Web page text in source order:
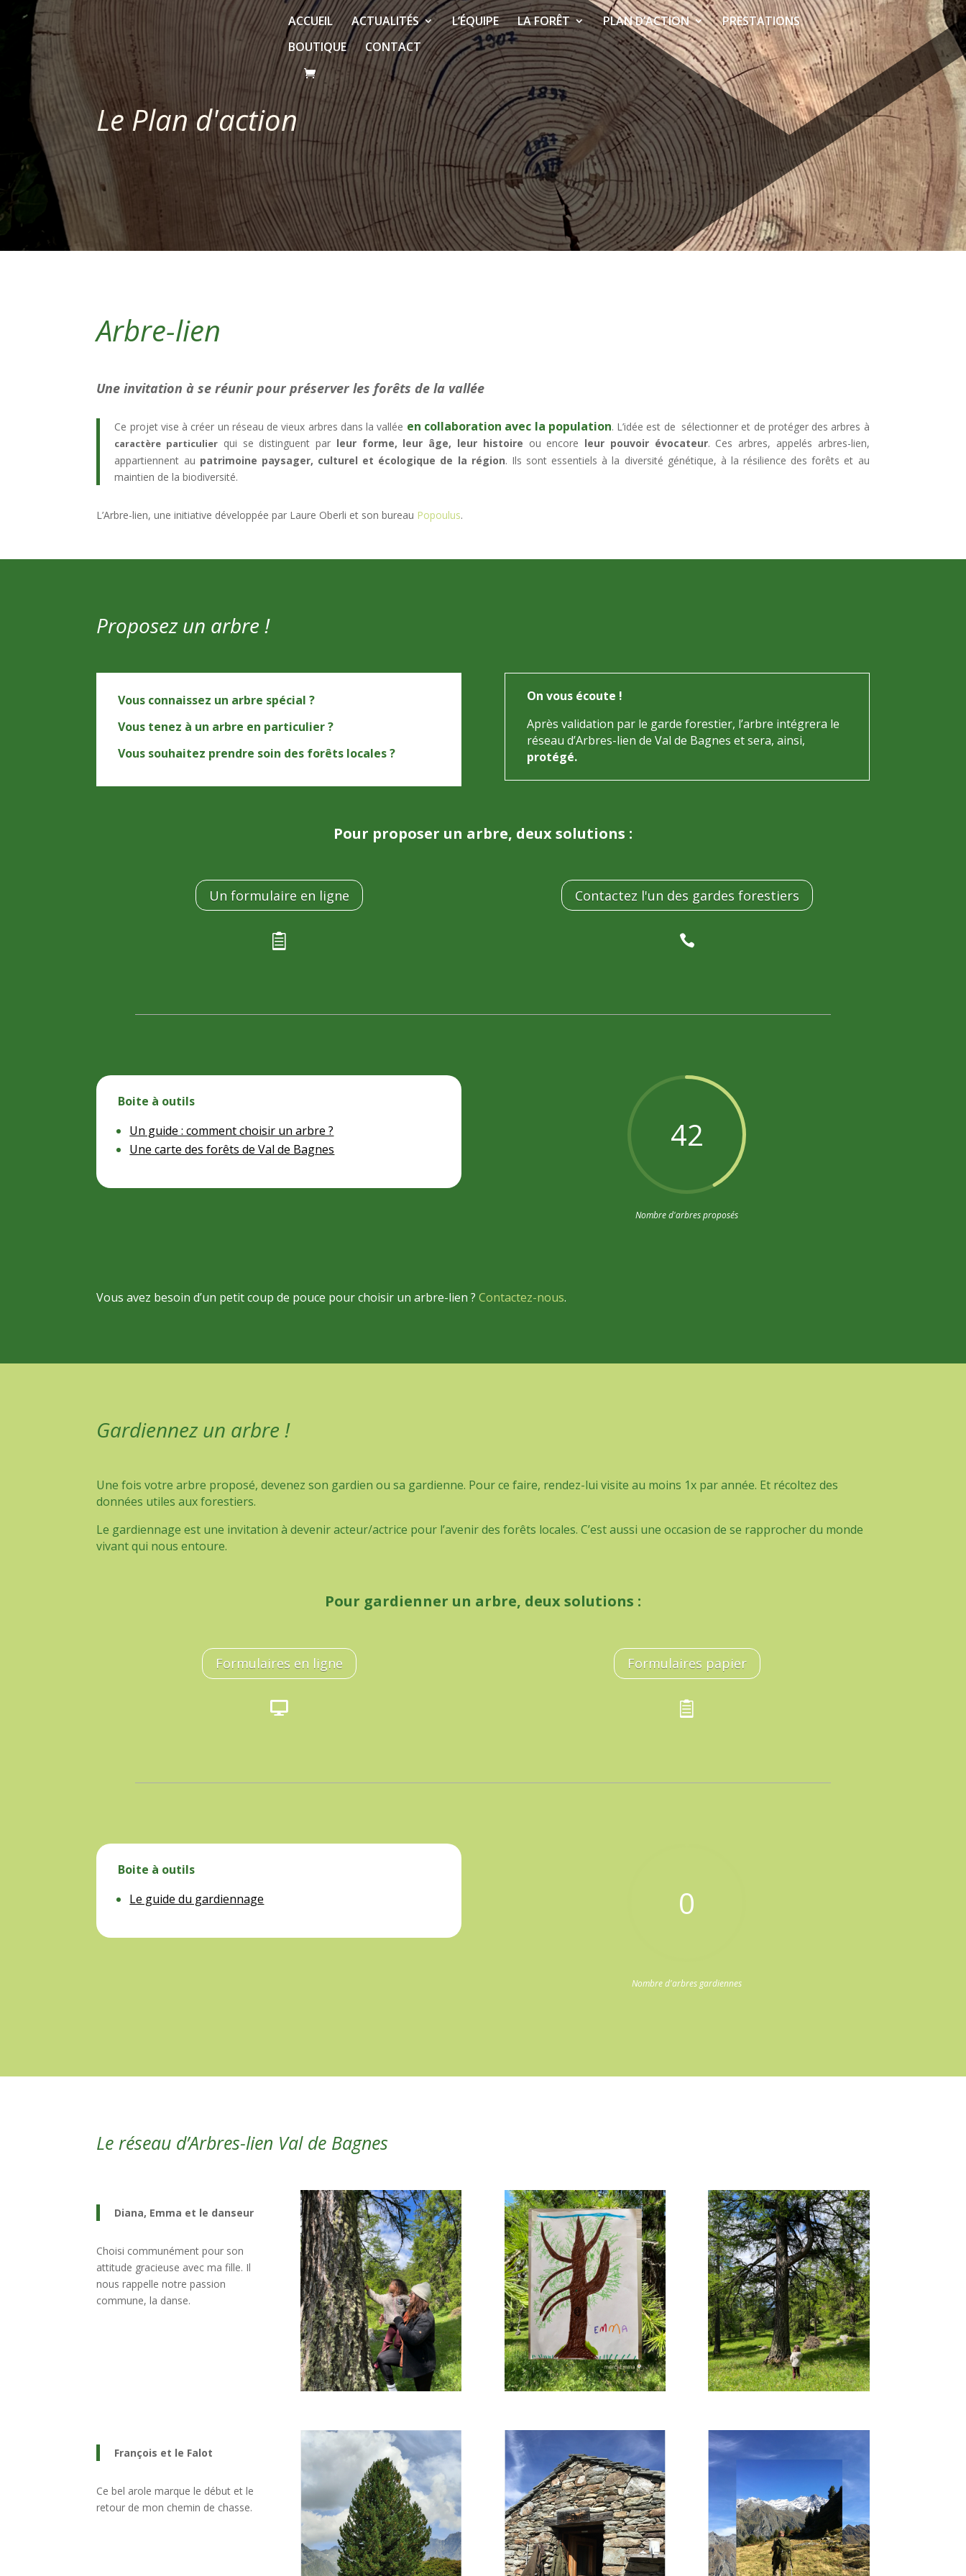
ACCUEIL ACTUALITÉS L’ÉQUIPE LA FORÊT PLAN D’ACTION
PRESTATIONS
BOUTIQUE
CONTACT
Le Plan d'action
Arbre-lien
Une invitation à se réunir pour préserver les forêts de la vallée
Ce projet vise à créer un réseau de vieux arbres dans la vallée en collaboration avec la population. L’idée est de sélectionner et de protéger des arbres à
caractère particulier qui se distinguent par leur forme, leur âge, leur histoire ou encore leur pouvoir évocateur. Ces arbres, appelés arbres-lien,
appartiennent au patrimoine paysager, culturel et écologique de la région. Ils sont essentiels à la diversité génétique, à la résilience des forêts et au
maintien de la biodiversité.
L’Arbre-lien, une initiative développée par Laure Oberli et son bureau Popoulus.
Proposez un arbre !
Vous connaissez un arbre spécial ?
Vous tenez à un arbre en particulier ?
Vous souhaitez prendre soin des forêts locales ?
On vous écoute !
Après validation par le garde forestier, l’arbre intégrera le
réseau d’Arbres-lien de Val de Bagnes et sera, ainsi,
protégé.
Pour proposer un arbre, deux solutions :
Un formulaire en ligne

Contactez l'un des gardes forestiers

Boite à outils
Un guide : comment choisir un arbre ?
Une carte des forêts de Val de Bagnes
42
Nombre d'arbres proposés
Vous avez besoin d’un petit coup de pouce pour choisir un arbre-lien ?Contactez-nous.
Gardiennez un arbre !
Une fois votre arbre proposé, devenez son gardien ou sa gardienne. Pour ce faire, rendez-lui visite au moins 1x par année. Et récoltez des
données utiles aux forestiers.
Le gardiennage est une invitation à devenir acteur/actrice pour l’avenir des forêts locales. C’est aussi une occasion de se rapprocher du monde
vivant qui nous entoure.
Pour gardienner un arbre, deux solutions :
Formulaires en ligne

Formulaires papier

Boite à outils
Le guide du gardiennage
0
Nombre d'arbres gardiennes
Le réseau d’Arbres-lien Val de Bagnes
Diana, Emma et le danseur
Choisi communément pour son
attitude gracieuse avec ma fille. Il
nous rappelle notre passion
commune, la danse.
François et le Falot
Ce bel arole marque le début et le
retour de mon chemin de chasse.